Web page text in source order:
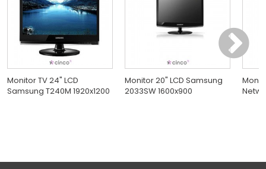
Monitor TV 24" LCD
Samsung T240M 1920x1200
Monitor 20" LCD Samsung
2033SW 1600x900